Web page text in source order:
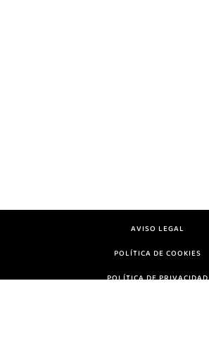
AVISO LEGAL
POLÍTICA DE COOKIES
POLÍTICA DE PRIVACIDAD